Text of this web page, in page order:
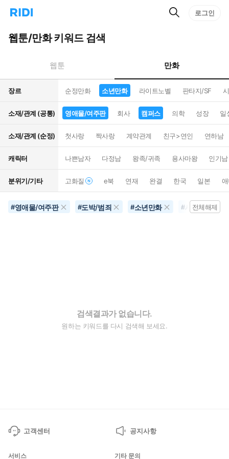
리
홈
으
턴
트
검
로그인
웹툰/만화 키워드 검색
웹툰 만화
장르 순정만화 소년만화 라이트노벨 판타지/SF
소재/관계 (공통) 영애물/여주판 회사 캠퍼스 의학 성장 일
소재/관계 (순정) 첫사랑 짝사랑 계약관계 친구>연인 연하남
캐릭터 나쁜남자 다정남 왕족/귀족 용사마왕 인기남
분위기/기타 고화질 e북 연재 완결 한국 일본
#영애물/여주판 #도박/범죄 #소년만화 #세계멸망
전체해제
검색결과가 없습니다.
원하는 키워드를 다시 검색해 보세요.
고객센터 공지사항
서비스 기타 문의